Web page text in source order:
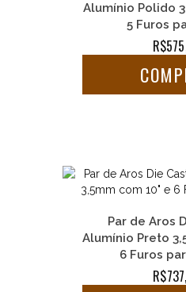
Alumínio Polido
5 Furos
Par de Aros
Alumínio Preto
6 Furos